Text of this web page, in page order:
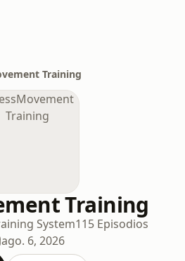
Training
Training
System115 Episodios
ago. 6, 2026